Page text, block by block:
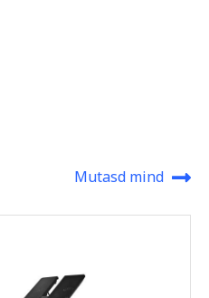
Mutasd mind